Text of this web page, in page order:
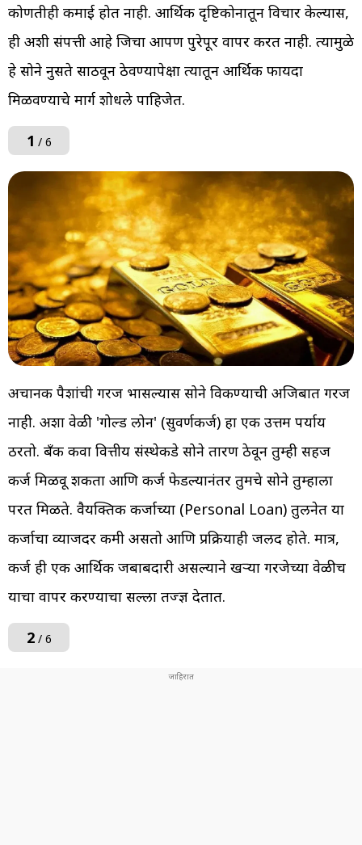
कोणतीही कमाई होत नाही. आर्थिक दृष्टिकोनातून विचार केल्यास,
ही अशी संपत्ती आहे जिचा आपण पुरेपूर वापर करत नाही. त्यामुळे
हे सोने नुसते साठवून ठेवण्यापेक्षा त्यातून आर्थिक फायदा
मिळवण्याचे मार्ग शोधले पाहिजेत.
1 / 6
अचानक पैशांची गरज भासल्यास सोने विकण्याची अजिबात गरज
नाही. अशा वेळी 'गोल्ड लोन' (सुवर्णकर्ज) हा एक उत्तम पर्याय
ठरतो. बँक किंवा वित्तीय संस्थेकडे सोने तारण ठेवून तुम्ही सहज
कर्ज मिळवू शकता आणि कर्ज फेडल्यानंतर तुमचे सोने तुम्हाला
परत मिळते. वैयक्तिक कर्जाच्या (Personal Loan) तुलनेत या
कर्जाचा व्याजदर कमी असतो आणि प्रक्रियाही जलद होते. मात्र,
कर्ज ही एक आर्थिक जबाबदारी असल्याने खऱ्या गरजेच्या वेळीच
याचा वापर करण्याचा सल्ला तज्ज्ञ देतात.
2/ 6